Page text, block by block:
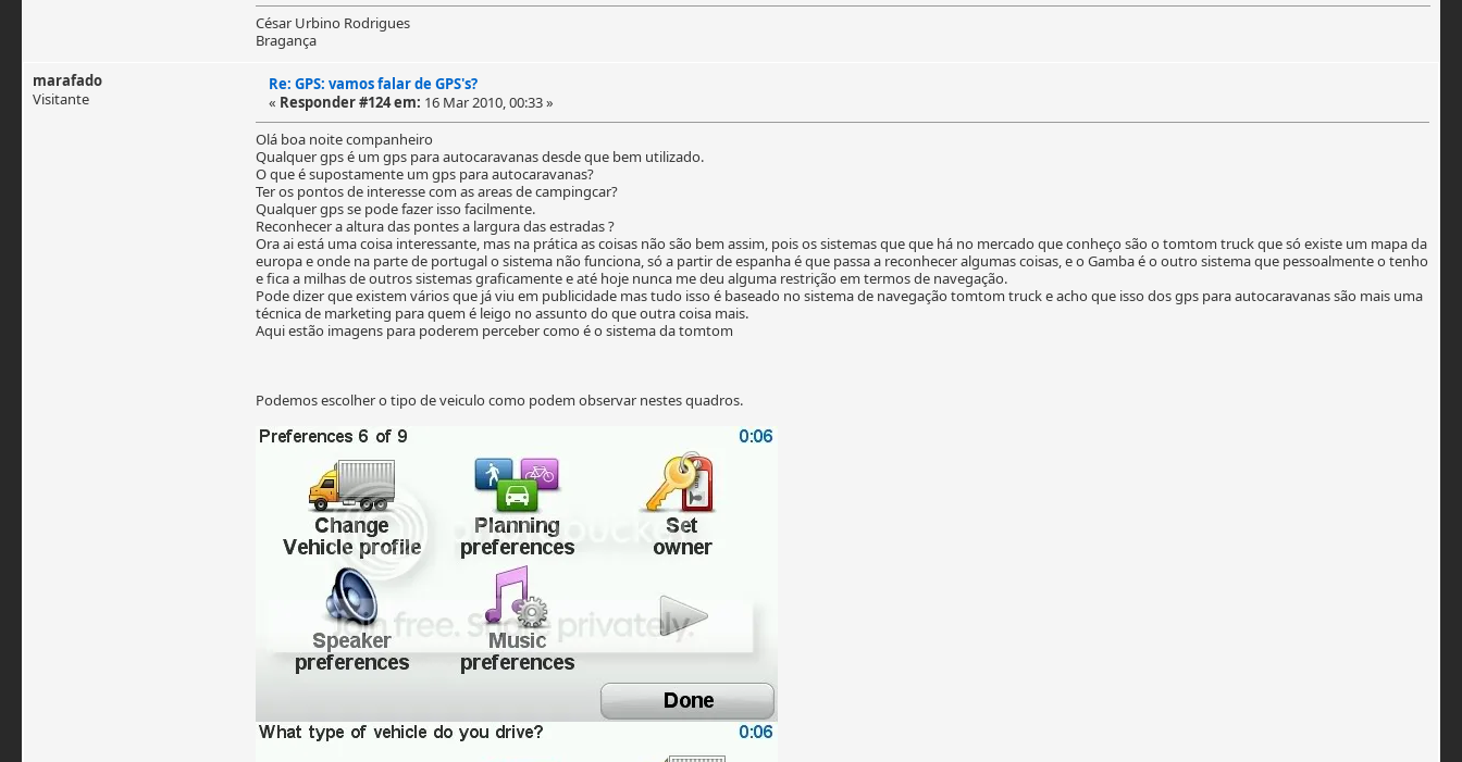
César Urbino Rodrigues
Bragança
marafado
Visitante
Re: GPS: vamos falar de GPS's?
« Responder #124 em: 16 Mar 2010, 00:33 »
Olá boa noite companheiro
Qualquer gps é um gps para autocaravanas desde que bem utilizado.
O que é supostamente um gps para autocaravanas?
Ter os pontos de interesse com as areas de campingcar?
Qualquer gps se pode fazer isso facilmente.
Reconhecer a altura das pontes a largura das estradas ?
Ora ai está uma coisa interessante, mas na prática as coisas não são bem assim, pois os sistemas que que há no mercado que conheço são o tomtom truck que só existe um mapa da
europa e onde na parte de portugal o sistema não funciona, só a partir de espanha é que passa a reconhecer algumas coisas, e o Gamba é o outro sistema que pessoalmente o tenho
e fica a milhas de outros sistemas graficamente e até hoje nunca me deu alguma restrição em termos de navegação.
Pode dizer que existem vários que já viu em publicidade mas tudo isso é baseado no sistema de navegação tomtom truck e acho que isso dos gps para autocaravanas são mais uma
técnica de marketing para quem é leigo no assunto do que outra coisa mais.
Aqui estão imagens para poderem perceber como é o sistema da tomtom
Podemos escolher o tipo de veiculo como podem observar nestes quadros.